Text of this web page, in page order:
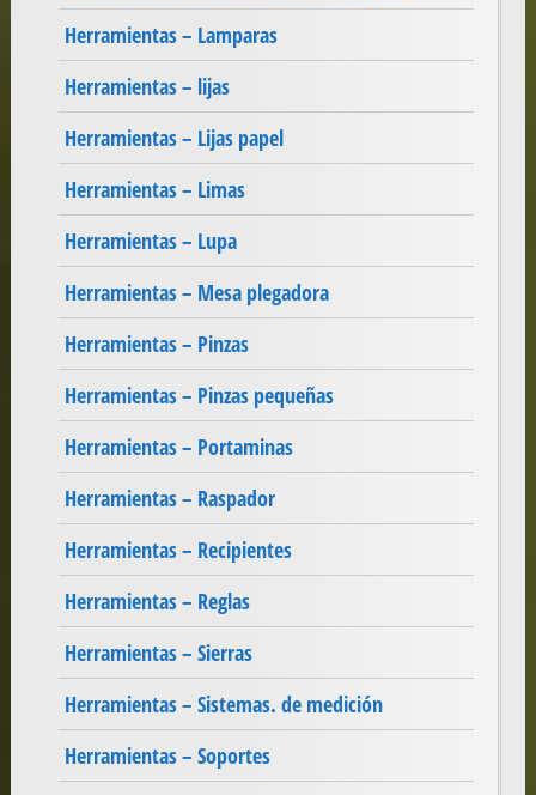
Herramientas – Lamparas
Herramientas – lijas
Herramientas – Lijas papel
Herramientas – Limas
Herramientas – Lupa
Herramientas – Mesa plegadora
Herramientas – Pinzas
Herramientas – Pinzas pequeñas
Herramientas – Portaminas
Herramientas – Raspador
Herramientas – Recipientes
Herramientas – Reglas
Herramientas – Sierras
Herramientas – Sistemas. de medición
Herramientas – Soportes